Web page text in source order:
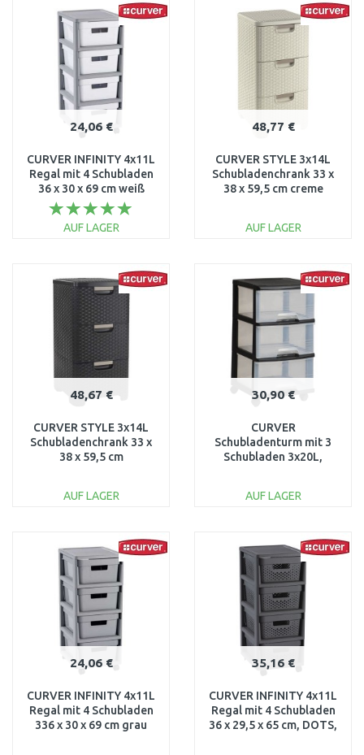
Vergleichen Vergleichen
24,06 €
CURVER INFINITY 4x11L
Regal mit 4 Schubladen
36 x 30 x 69 cm weiß
04355-Y36
AUF LAGER
Vergleichen
48,77 €
CURVER STYLE 3x14L
Schubladenchrank 33 x
38 x 59,5 cm creme
AUF LAGER
Vergleichen
48,67 €
CURVER STYLE 3x14L
Schubladenchrank 33 x
38 x 59,5 cm
AUF LAGER
Vergleichen
30,90 €
CURVER
Schubladenturm mit 3
Schubladen 3x20L,
AUF LAGER
Vergleichen
24,06 €
CURVER INFINITY 4x11L
Regal mit 4 Schubladen
336 x 30 x 69 cm grau
35,16 €
CURVER INFINITY 4x11L
Regal mit 4 Schubladen
36 x 29,5 x 65 cm, DOTS,